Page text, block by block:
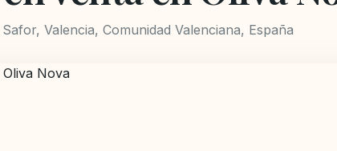
Valencia, Comunidad Valenciana, España